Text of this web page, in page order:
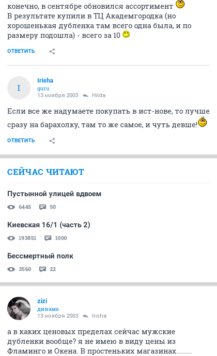
конечно, в сентябре обновился ассортимент
В результате купили в ТЦ Академгородка (но
хорошенькая дубленка там всего одна была, и по
размеру подошла) - всего за 10
ОТВЕТИТЬ
I
Irisha
guru
13 ноября 2003 Hilda
Если все же надумаете покупать в ист-нове, то лучше
сразу на барахолку, там то же самое, и чуть девше!
ОТВЕТИТЬ
СЕЙЧАС ЧИТАЮТ
Пустынной улицей вдвоем
6445 50
Киевская 16/1 (часть 2)
193851 1000
Бессмертный полк
3560 22
zizi
динама
13 ноября 2003 Irisha
а в каких ценовых пределах сейчас мужские
дубленки вообще? я не имею в виду цены из
Фламинго и Окена. В простеньких магазинах........